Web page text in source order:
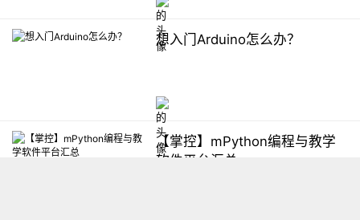
想入门Arduino怎么办？
【掌控】mPython编程与教学
软件平台汇总